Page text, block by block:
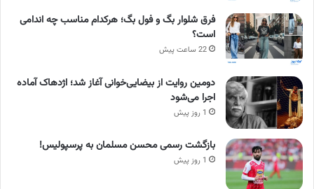
فرق شلوار بگ و فول بگ؛ هرکدام مناسب چه اندامی
است؟
22 ساعت پیش
دومین روایت از بیضایی‌خوانی آغاز شد؛ اژدهاک آماده
اجرا می‌شود
1 روز پیش
بازگشت رسمی محسن مسلمان به پرسپولیس!
1 روز پیش